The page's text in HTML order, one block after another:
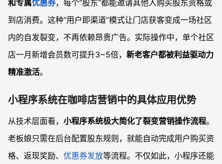
和专属优惠券，每个“股东”都能邀请其他人购买股东资格或
到店消费。这种“用户即渠道”模式让门店获客变成一场社区
内的自发裂变，不再依赖昂贵广告。实际操作中，单个社区
店一月新增会员数可提升3~5倍， 新老客户都被利益驱动力
精准激活。
小程序系统在咖啡店营销中的具体应用优势
从技术层面看， 小程序系统极大简化了裂变营销操作流程。
老板娘只需在后台配置股东规则，就能自动完成用户购买资
格、返现奖励、 优惠券发放等流程。不仅如此，小程序还能